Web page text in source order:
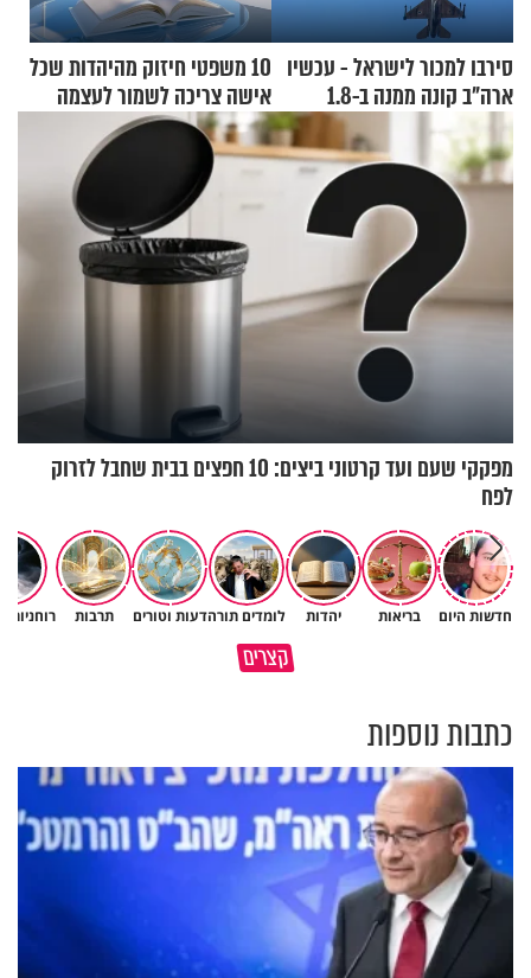
סירבו למכור לישראל - עכשיו
ארה"ב קונה ממנה ב-1.8
מיליארד דולר
10 משפטי חיזוק מהיהדות שכל
אישה צריכה לשמור לעצמה
מפקקי שעם ועד קרטוני ביצים: 10 חפצים בבית שחבל לזרוק
לפח
חדשות היום בריאות יהדות לומדים תורהדעות וטורים תרבות רוחניות
קצרים
קרה בערד נס מסוג אחר! הרב
שניאור אשכנזי במסר מיוחד
פותחים פתח קטן - ומקבלים
כתבות נוספות